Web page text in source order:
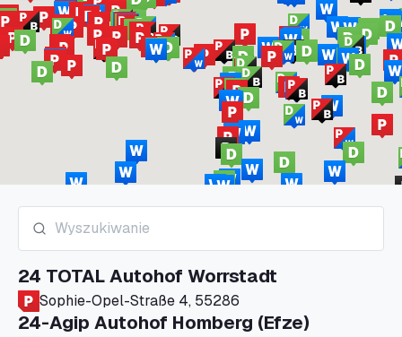
24 TOTAL Autohof Worrstadt
Sophie-Opel-Straße 4, 55286
24-Agip Autohof Homberg (Efze)